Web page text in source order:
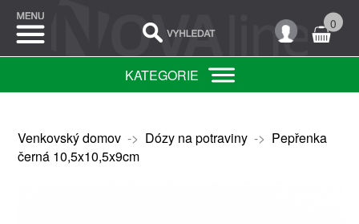
0
KATEGORIE
Venkovský domov-> Dózy na potraviny-> Pepřenka
černá 10,5x10,5x9cm